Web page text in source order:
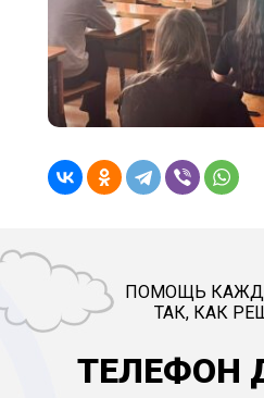
ПОМОЩЬ
ТАК, КАК
ТЕЛЕФОН